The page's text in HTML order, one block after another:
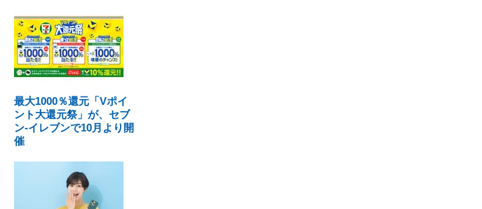
最大1000％還元「Vポイ
ント大還元祭」が、セブ
ン-イレブンで10月より開
催